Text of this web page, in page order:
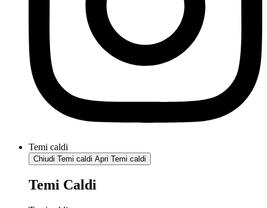
Temi caldi
Chiudi Temi caldi Apri Temi caldi
Temi Caldi